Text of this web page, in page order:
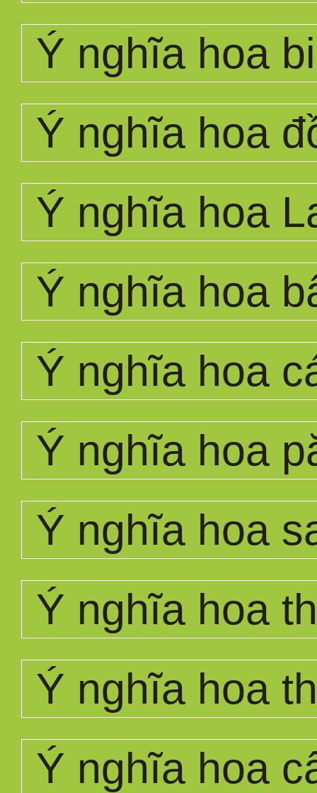
Ý nghĩa hoa bi
Ý nghĩa hoa
Ý nghĩa hoa
Ý nghĩa hoa
Ý nghĩa hoa
Ý nghĩa hoa
Ý nghĩa hoa
Ý nghĩa hoa
Ý nghĩa hoa
Ý nghĩa hoa